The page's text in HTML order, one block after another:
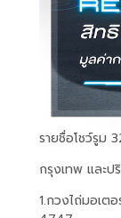
รายชื่อโชว์รูม
กรุงเทพ และ
1.กวงไถ่มอเต